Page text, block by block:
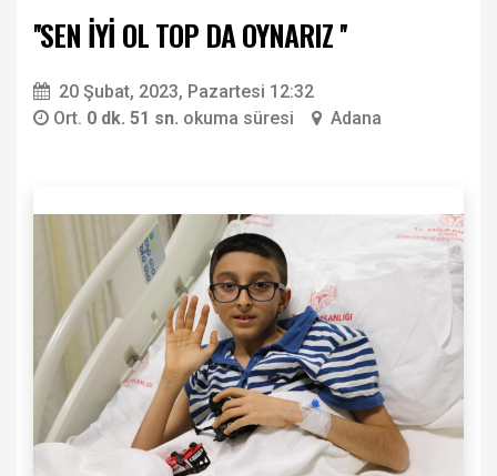
''SEN İYİ OL TOP DA OYNARIZ ''
20 Şubat, 2023, Pazartesi 12:32
Ort. 0 dk. 51 sn. okuma süresi Adana